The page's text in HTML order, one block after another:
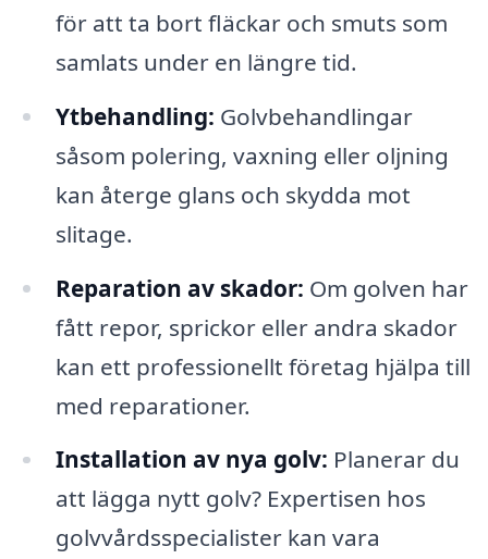
för att ta bort fläckar och smuts som
samlats under en längre tid.
Ytbehandling: Golvbehandlingar
såsom polering, vaxning eller oljning
kan återge glans och skydda mot
slitage.
Reparation av skador: Om golven har
fått repor, sprickor eller andra skador
kan ett professionellt företag hjälpa till
med reparationer.
Installation av nya golv: Planerar du
att lägga nytt golv? Expertisen hos
golvvårdsspecialister kan vara